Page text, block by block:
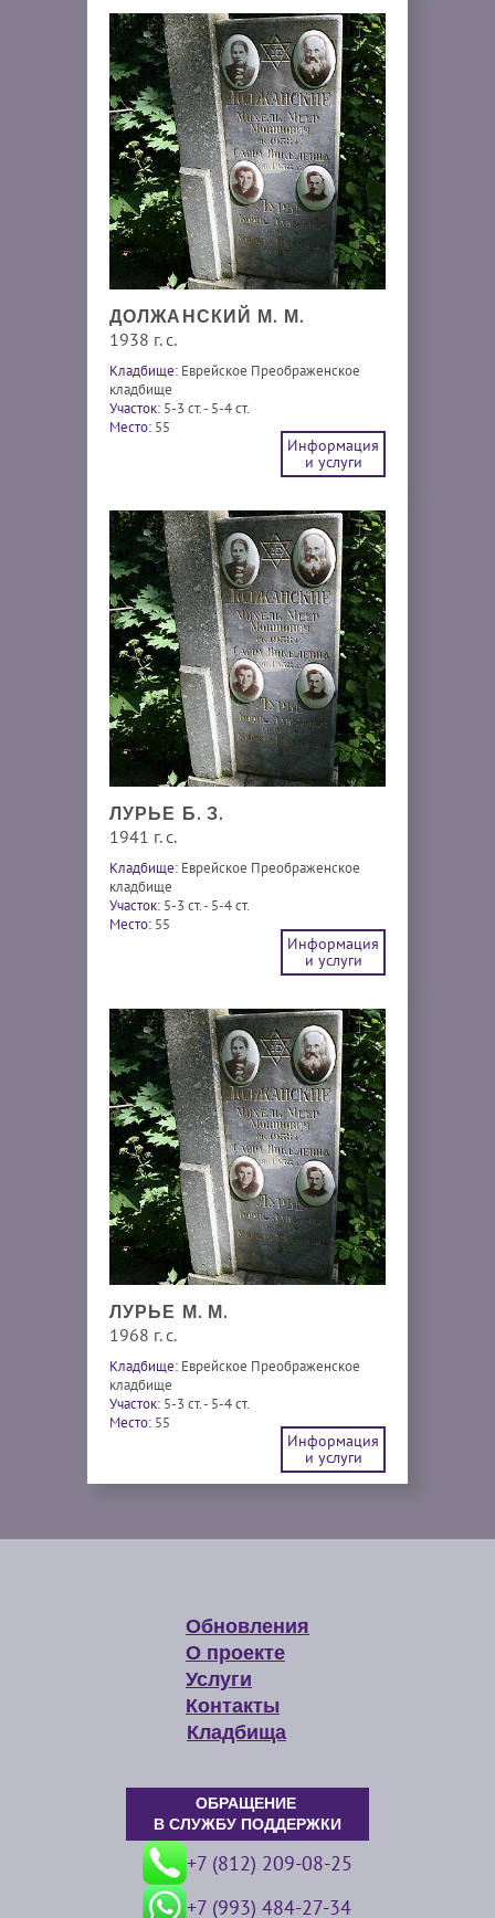
ДОЛЖАНСКИЙ М. М.
1938 г. с.
Кладбище: Еврейское Преображенское
кладбище
Участок: 5-3 ст. - 5-4 ст.
Место: 55
Информация
и услуги
ЛУРЬЕ Б. З.
1941 г. с.
Кладбище: Еврейское Преображенское
кладбище
Участок: 5-3 ст. - 5-4 ст.
Место: 55
Информация
и услуги
ЛУРЬЕ М. М.
1968 г. с.
Кладбище: Еврейское Преображенское
кладбище
Участок: 5-3 ст. - 5-4 ст.
Место: 55
Информация
и услуги
Обновления
О проекте
Услуги
Контакты
Кладбища
ОБРАЩЕНИЕ
В СЛУЖБУ ПОДДЕРЖКИ
+7 (812) 209-08-25
+7 (993) 484-27-34